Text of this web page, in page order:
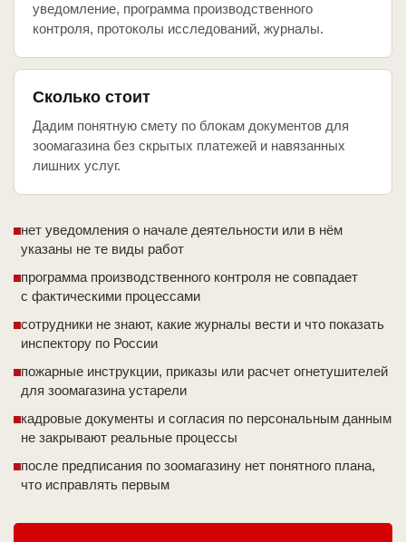
уведомление, программа производственного
контроля, протоколы исследований, журналы.
Сколько стоит
Дадим понятную смету по блокам документов для
зоомагазина без скрытых платежей и навязанных
лишних услуг.
нет уведомления о начале деятельности или в нём
указаны не те виды работ
программа производственного контроля не совпадает
с фактическими процессами
сотрудники не знают, какие журналы вести и что показать
инспектору по России
пожарные инструкции, приказы или расчет огнетушителей
для зоомагазина устарели
кадровые документы и согласия по персональным данным
не закрывают реальные процессы
после предписания по зоомагазину нет понятного плана,
что исправлять первым